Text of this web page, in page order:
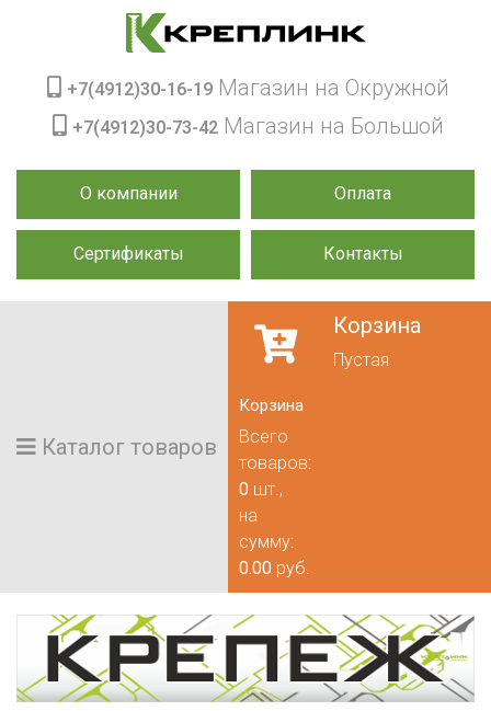
О компании Оплата
Сертификаты Контакты
+7(4912)30-16-19 Магазин на Окружной
+7(4912)30-73-42 Магазин на Большой
Каталог товаров
Корзина
Пустая
Корзина
Всего
товаров:
0 шт.,
на
сумму:
0.00 руб.